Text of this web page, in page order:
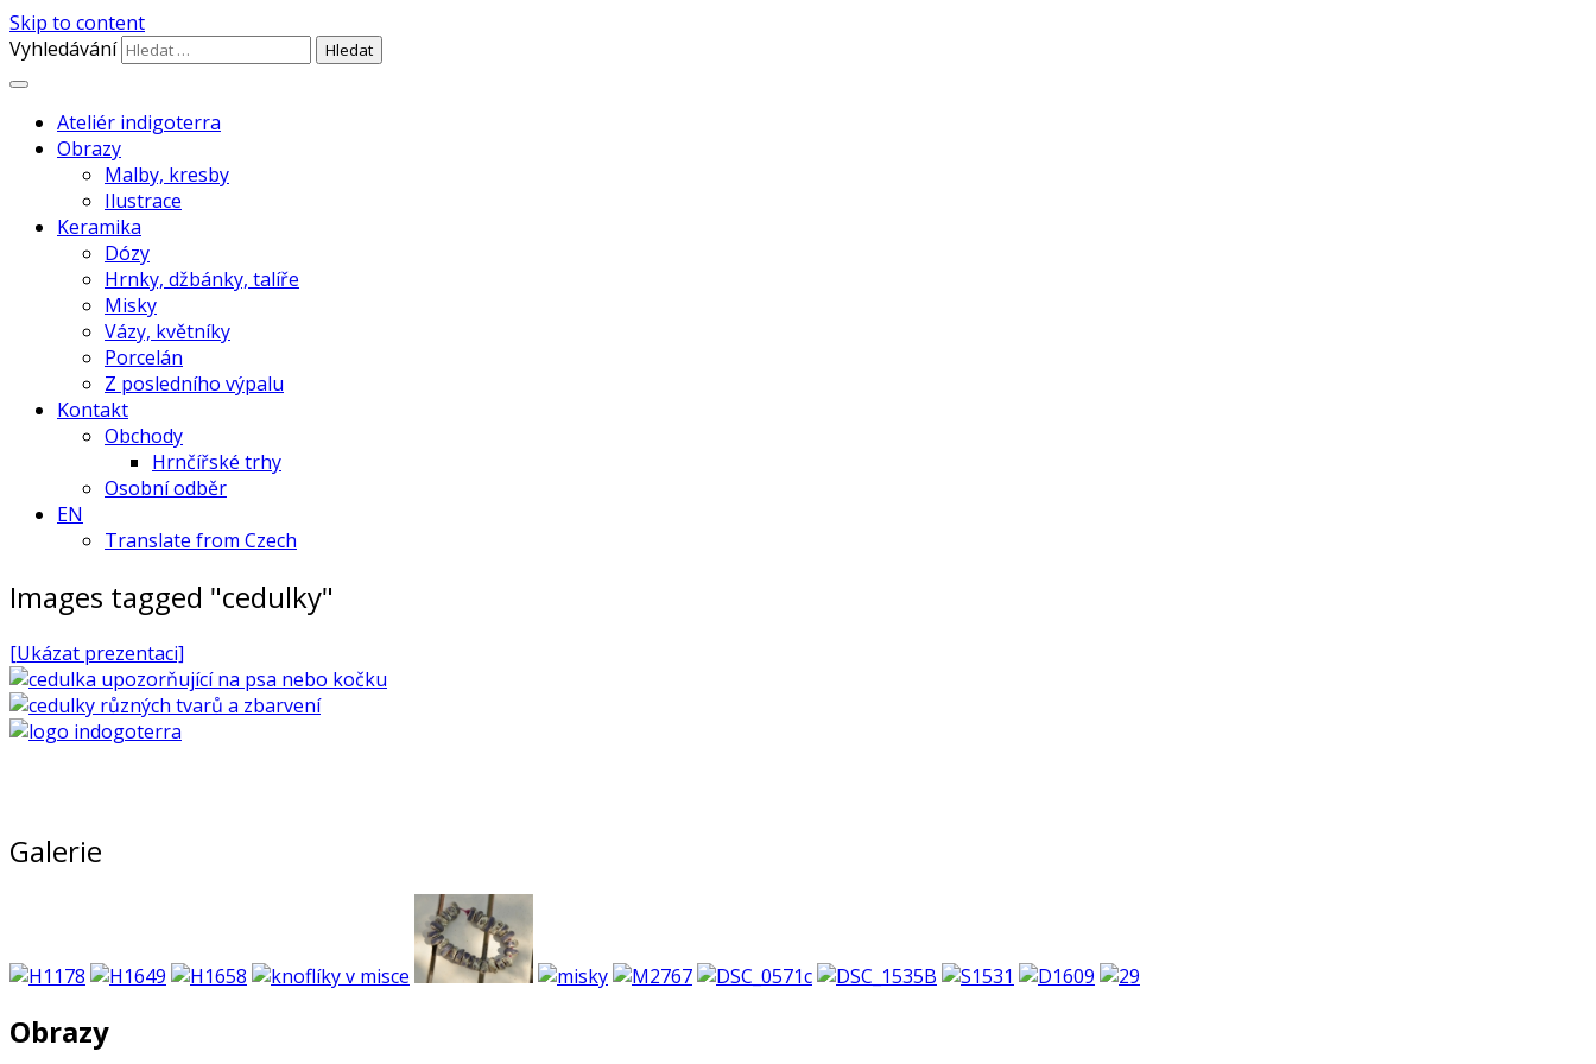
Skip to content
Vyhledávání
Ateliér indigoterra – Radka Havlíčková
autorská keramika z Chaber | točená na kruhu a pálená v el. peci, glazovaná kamenina a porcelán, malované
engobou |
Ateliér indigoterra
Obrazy
Malby, kresby
Ilustrace
Keramika
Dózy
Hrnky, džbánky, talíře
Misky
Vázy, květníky
Porcelán
Z posledního výpalu
Kontakt
Obchody
Hrnčířské trhy
Osobní odběr
EN
Translate from Czech
Images tagged "cedulky"
[Ukázat prezentaci]
Galerie
Obrazy